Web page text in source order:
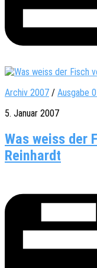
Archiv 2007 / Ausgabe
5. Januar 2007
Was weiss der
Reinhardt